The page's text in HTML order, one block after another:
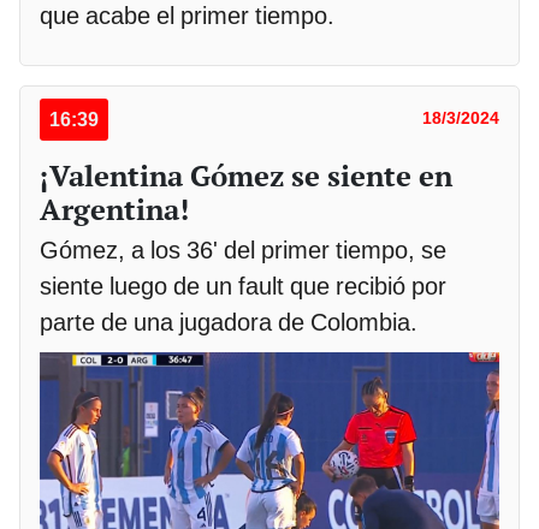
que acabe el primer tiempo.
16:39 18/3/2024
¡Valentina Gómez se siente en
Argentina!
Gómez, a los 36' del primer tiempo, se
siente luego de un fault que recibió por
parte de una jugadora de Colombia.